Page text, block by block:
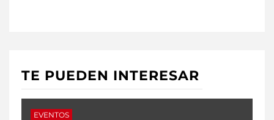
TE PUEDEN INTERESAR
EVENTOS